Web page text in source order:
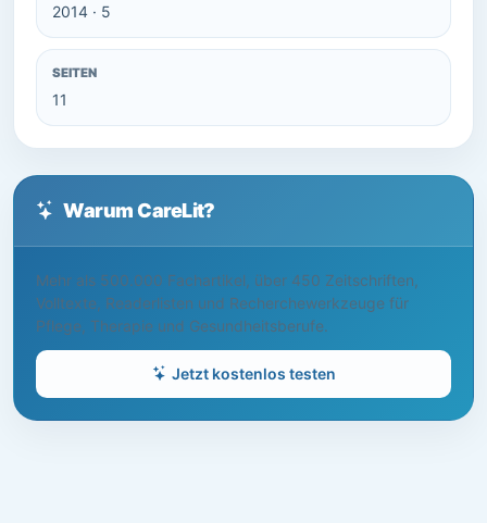
2014 · 5
SEITEN
11
Warum CareLit?
Mehr als 500.000 Fachartikel, über 450 Zeitschriften,
Volltexte, Readerlisten und Recherchewerkzeuge für
Pflege, Therapie und Gesundheitsberufe.
Jetzt kostenlos testen